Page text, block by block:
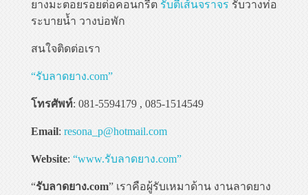
ยางมะตอยรอยต่อคอนกรีต รับตีเส้นจราจร รับวางท่อ
ระบายน้ำ วางบ่อพัก
สนใจติดต่อเรา
“รับลาดยาง.com”
โทรศัพท์: 081-5594179 , 085-1514549
Email: resona_p@hotmail.com
Website: “www.รับลาดยาง.com”
“รับลาดยาง.com” เราคือผู้รับเหมาด้าน งานลาดยาง